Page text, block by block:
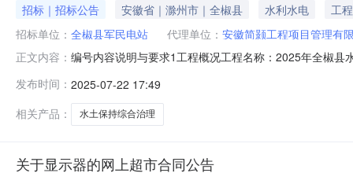
招标｜招标公告 安徽省｜滁州市｜全椒县 水利水电
工程
招标单位： 全椒县军民电站 代理单位： 安徽简颢工程项目管理有
正文内容： 编号内容说明与要求1工程概况工程名称：2025年全椒
位资质等级要求1.被选取单位资质：被选取单位须具备
单位注册水利水电工程专业二
发布时间： 2025-07-22 17:49
相关产品：
水土保持综合治理
关于显示器的网上超市合同公告